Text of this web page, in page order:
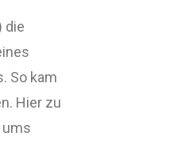
die
So kam
Hier zu
ums